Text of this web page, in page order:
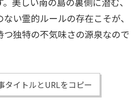
い霊的ルールの存在こそが、
つ独特の不気味さの源泉なので
タイトルとURLをコピー